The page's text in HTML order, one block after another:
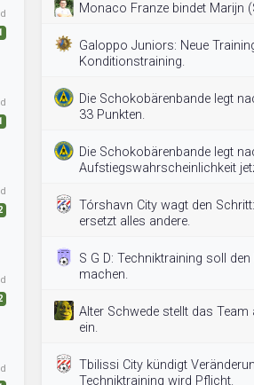
Monaco Franze bindet Marijn
Galoppo Juniors: Neue
Konditionstraining.
Die Schokobärenbande legt
33 Punkten.
Die Schokobärenbande legt
Aufstiegswahrscheinlichkeit
Tórshavn City wagt den
ersetzt alles andere.
S G D: Techniktraining soll
machen.
Alter Schwede stellt das Team
ein.
Tbilissi City kündigt
Techniktraining wird Pflicht.